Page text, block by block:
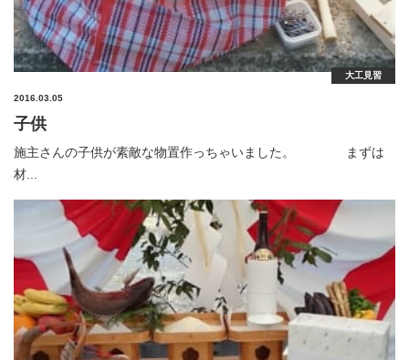
2016.03.05
大工見習
子供
施主さんの子供が素敵な物置作っちゃいました。 まずは
材...